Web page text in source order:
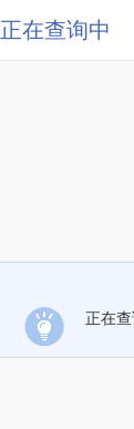
正在查询中
正在